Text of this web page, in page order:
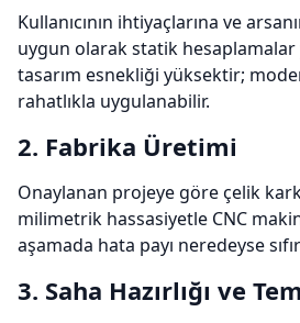
Kullanıcının ihtiyaçlarına ve
uygun olarak statik hesaplamalar
tasarım esnekliği yüksektir;
rahatlıkla uygulanabilir.
2. Fabrika Üretimi
Onaylanan projeye göre çelik
milimetrik hassasiyetle CNC
aşamada hata payı neredeyse
3. Saha Hazırlığı ve